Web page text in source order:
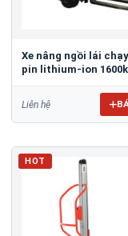
Xe nâng ngồi lái
pin lithium-ion
Liên hệ
HOT